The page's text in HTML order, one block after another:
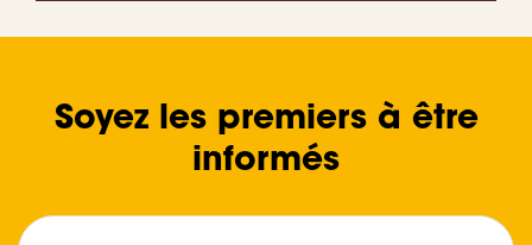
Soyez les premiers à être
informés